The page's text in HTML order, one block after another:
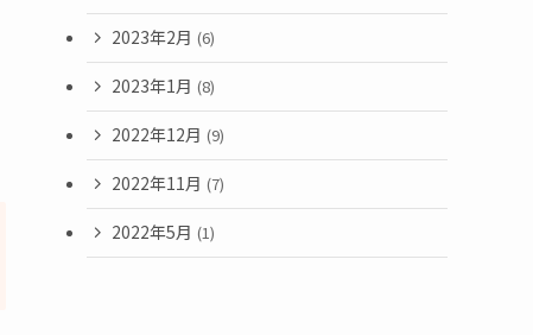
2023年2月 (6)
2023年1月 (8)
2022年12月 (9)
2022年11月 (7)
2022年5月 (1)